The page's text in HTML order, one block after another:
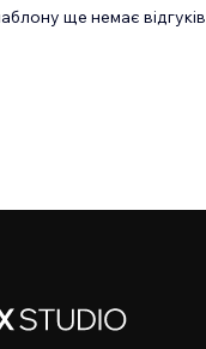
ще немає